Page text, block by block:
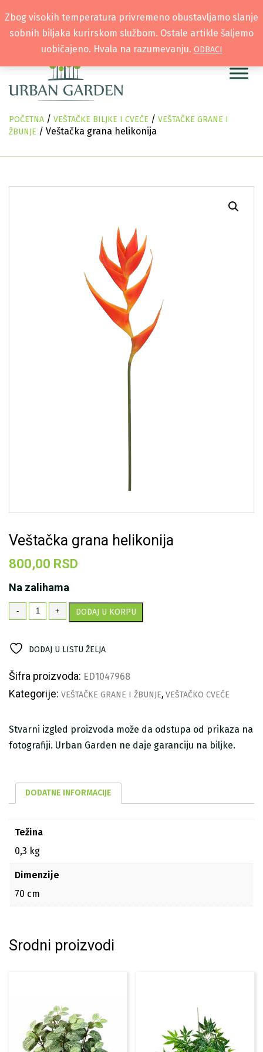
POČETNA / VEŠTAČKE BILJKE I CVEĆE / VEŠTAČKE GRANE I
ŽBUNJE / Veštačka grana helikonija
Veštačka grana helikonija
800,00 RSD
Na zalihama
-
Veštačka
grana
+ DODAJ U KORPU
DODAJ U LISTU ŽELJA
Šifra proizvoda: ED1047968
Kategorije: VEŠTAČKE GRANE I ŽBUNJE, VEŠTAČKO CVEĆE
Stvarni izgled proizvoda može da odstupa od prikaza na
fotografiji. Urban Garden ne daje garanciju na biljke.
DODATNE INFORMACIJE
Težina
0,3 kg
Dimenzije
70 cm
Srodni proizvodi
Zbog visokih temperatura privremeno obustavljamo slanje
sobnih biljaka kurirskom službom. Ostale artikle šaljemo
uobičajeno. Hvala na razumevanju. ODBACI